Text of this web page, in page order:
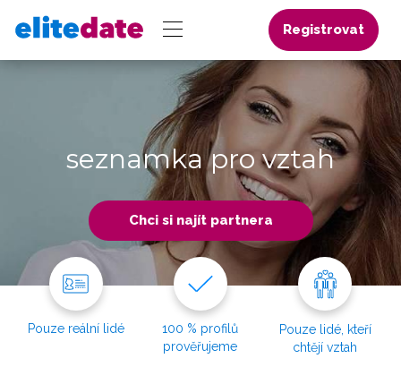
Registrovat
seznamka pro vztah
Chci si najít partnera
Pouze reální lidé
100 % profilů
prověřujeme
Pouze lidé, kteří
chtějí vztah